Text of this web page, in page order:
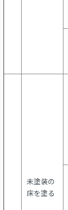
未塗装の
床を塗る